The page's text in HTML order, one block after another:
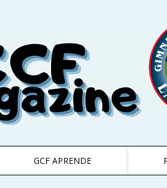
GCF APRENDE